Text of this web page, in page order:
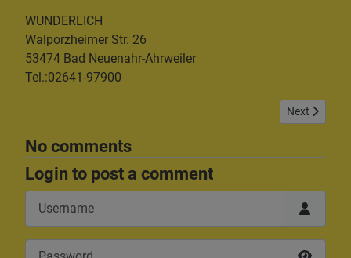
WUNDERLICH
Walporzheimer Str. 26
53474 Bad Neuenahr-Ahrweiler
Tel.:02641-97900
Next article:
Next
No comments
Login to post a comment